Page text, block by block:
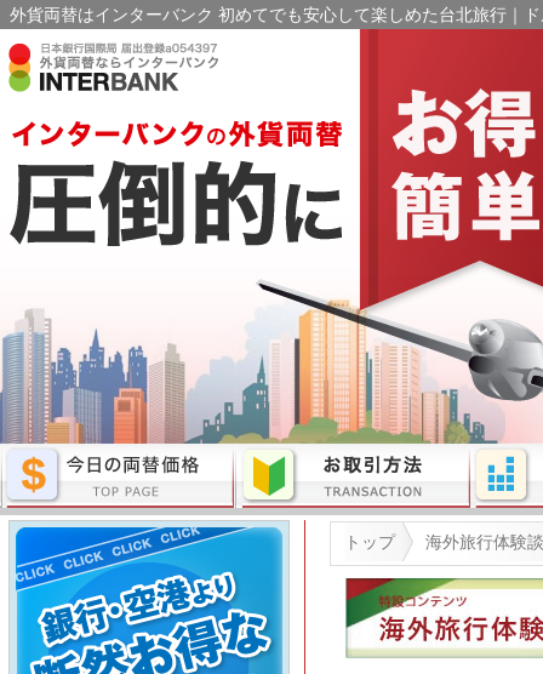
外貨両替はインターバンク 初めてでも安心して楽しめた台北旅行｜
トップ 海外旅行体験談